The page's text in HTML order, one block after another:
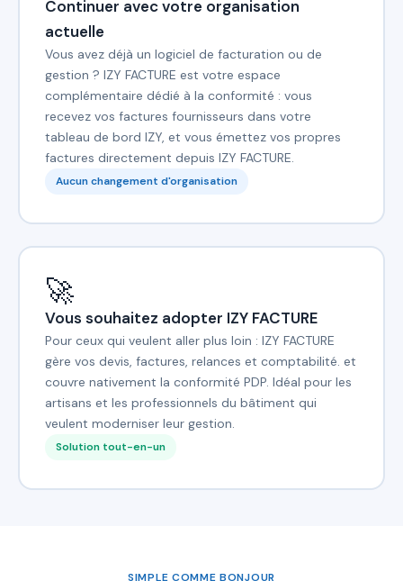
Continuer avec votre organisation
actuelle
Vous avez déjà un logiciel de facturation ou de
gestion ? IZY FACTURE est votre espace
complémentaire dédié à la conformité : vous
recevez vos factures fournisseurs dans votre
tableau de bord IZY, et vous émettez vos propres
factures directement depuis IZY FACTURE.
Aucun changement d'organisation
🚀
Vous souhaitez adopter IZY FACTURE
Pour ceux qui veulent aller plus loin : IZY FACTURE
gère vos devis, factures, relances et comptabilité. et
couvre nativement la conformité PDP. Idéal pour les
artisans et les professionnels du bâtiment qui
veulent moderniser leur gestion.
Solution tout-en-un
SIMPLE COMME BONJOUR